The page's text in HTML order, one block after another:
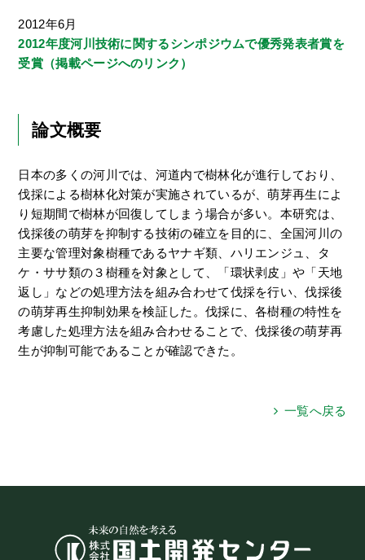
2012年6月
2012年度河川技術に関するシンポジウムで優秀発表者賞を
受賞（掲載ページへのリンク）
論文概要
日本の多くの河川では、河道内で樹林化が進行しており、
伐採による樹林化対策が実施されているが、萌芽再生によ
り短期間で樹林が回復してしまう場合が多い。本研究は、
伐採後の萌芽を抑制する技術の確立を目的に、全国河川の
主要な管理対象樹種であるヤナギ類、ハリエンジュ、タ
ケ・ササ類の３樹種を対象として、「環状剥皮」や「天地
返し」などの処理方法を組み合わせて伐採を行い、伐採後
の萌芽再生抑制効果を検証した。伐採に、各樹種の特性を
考慮した処理方法を組み合わせることで、伐採後の萌芽再
生が抑制可能であることが確認できた。
一覧へ戻る